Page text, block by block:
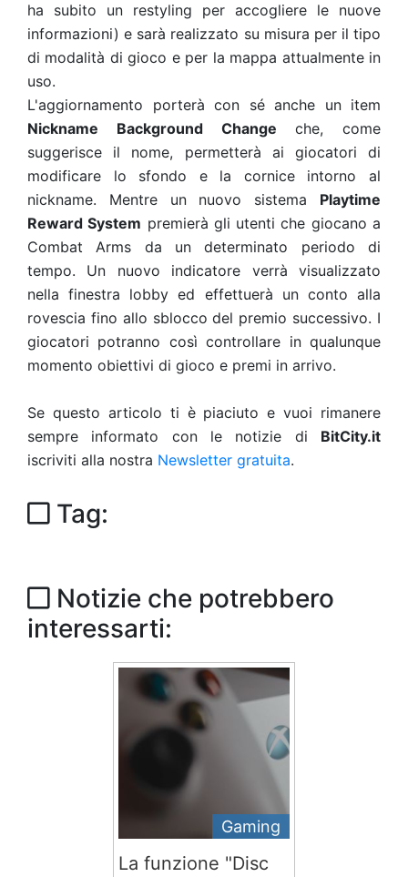
ha subito un restyling per accogliere le nuove
informazioni) e sarà realizzato su misura per il tipo
di modalità di gioco e per la mappa attualmente in
uso.
L'aggiornamento porterà con sé anche un item
Nickname Background Change che, come
suggerisce il nome, permetterà ai giocatori di
modificare lo sfondo e la cornice intorno al
nickname. Mentre un nuovo sistema Playtime
Reward System premierà gli utenti che giocano a
Combat Arms da un determinato periodo di
tempo. Un nuovo indicatore verrà visualizzato
nella finestra lobby ed effettuerà un conto alla
rovescia fino allo sblocco del premio successivo. I
giocatori potranno così controllare in qualunque
momento obiettivi di gioco e premi in arrivo.
Se questo articolo ti è piaciuto e vuoi rimanere
sempre informato con le notizie di BitCity.it
iscriviti alla nostra Newsletter gratuita.
Tag:
Notizie che potrebbero
interessarti:
Gaming
La funzione "Disc